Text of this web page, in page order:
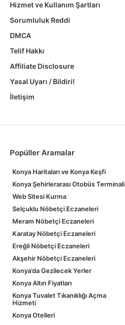
Hizmet ve Kullanım Şartları
Sorumluluk Reddi
DMCA
Telif Hakkı
Affiliate Disclosure
Yasal Uyarı / Bildiri!
İletişim
Popüller Aramalar
Konya Haritaları ve Konya Keşfi
Konya Şehirlerarası Otobüs Terminali
Web Sitesi Kurma
Selçuklu Nöbetçi Eczaneleri
Meram Nöbetçi Eczaneleri
Karatay Nöbetçi Eczaneleri
Ereğli Nöbetçi Eczaneleri
Akşehir Nöbetçi Eczaneleri
Konya’da Gezilecek Yerler
Konya Altın Fiyatları
Konya Tuvalet Tıkanıklığı Açma
Hizmeti
Konya Otelleri